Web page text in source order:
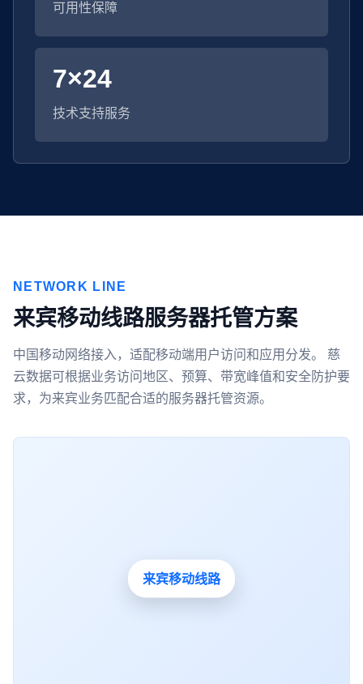
可用性保障
7×24
技术支持服务
NETWORK LINE
来宾移动线路服务器托管方案
中国移动网络接入，适配移动端用户访问和应用分发。 慈
云数据可根据业务访问地区、预算、带宽峰值和安全防护要
求，为来宾业务匹配合适的服务器托管资源。